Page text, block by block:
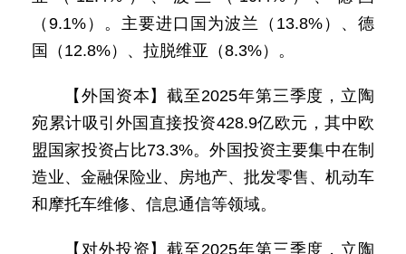
（9.1%）。主要进口国为波兰（13.8%）、德
国（12.8%）、拉脱维亚（8.3%）。
【外国资本】截至2025年第三季度，立陶
宛累计吸引外国直接投资428.9亿欧元，其中欧
盟国家投资占比73.3%。外国投资主要集中在制
造业、金融保险业、房地产、批发零售、机动车
和摩托车维修、信息通信等领域。
【对外投资】截至2025年第三季度，立陶